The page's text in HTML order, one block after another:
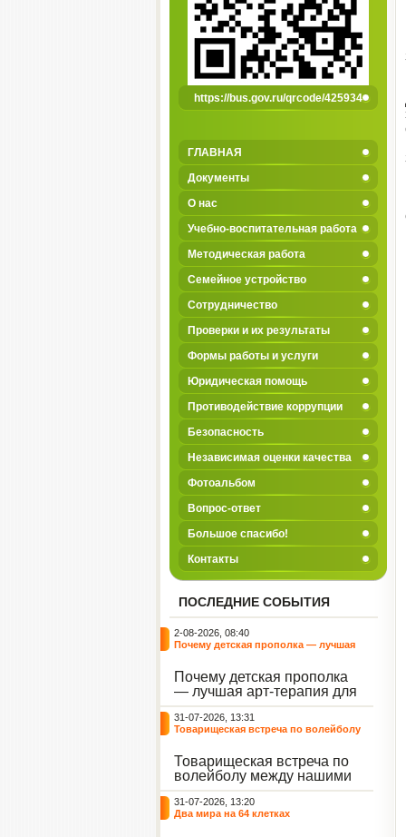
https://bus.gov.ru/qrcode/425934
ГЛАВНАЯ
Документы
О нас
Учебно-воспитательная работа
Методическая работа
Семейное устройство
Сотрудничество
Проверки и их результаты
Формы работы и услуги
Юридическая помощь
Противодействие коррупции
Безопасность
Независимая оценки качества
Фотоальбом
Вопрос-ответ
Большое спасибо!
Контакты
ПОСЛЕДНИЕ СОБЫТИЯ
2-08-2026, 08:40
Почему детская прополка — лучшая
Почему детская прополка
— лучшая арт-терапия для
воспитателя?
31-07-2026, 13:31
Товарищеская встреча по волейболу
Товарищеская встреча по
волейболу между нашими
воспитанниками и
сельскими ребятами.
31-07-2026, 13:20
Два мира на 64 клетках